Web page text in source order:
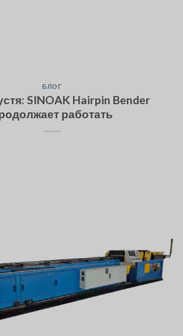
БЛОГ
SINOAK Hairpin Bender
работать